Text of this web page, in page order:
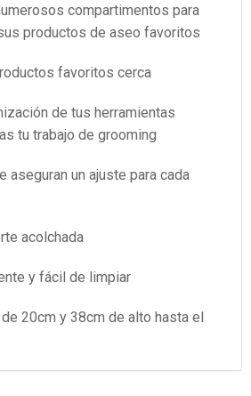
compartimentos para
productos de aseo favoritos
favoritos cerca
de tus herramientas
tu trabajo de grooming
aseguran un ajuste para cada
acolchada
y fácil de limpiar
20cm y 38cm de alto hasta el